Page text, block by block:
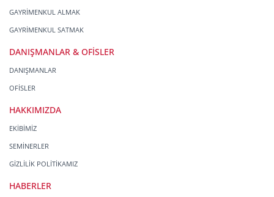
GAYRİMENKUL ALMAK
GAYRİMENKUL SATMAK
DANIŞMANLAR & OFİSLER
DANIŞMANLAR
OFİSLER
HAKKIMIZDA
EKİBİMİZ
SEMİNERLER
GİZLİLİK POLİTİKAMIZ
HABERLER